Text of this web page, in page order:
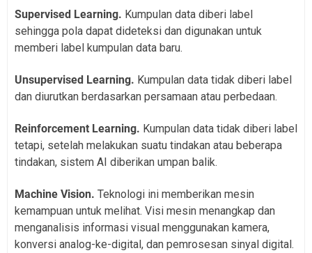
Supervised Learning. Kumpulan data diberi label
sehingga pola dapat dideteksi dan digunakan untuk
memberi label kumpulan data baru.
Unsupervised Learning. Kumpulan data tidak diberi label
dan diurutkan berdasarkan persamaan atau perbedaan.
Reinforcement Learning. Kumpulan data tidak diberi label
tetapi, setelah melakukan suatu tindakan atau beberapa
tindakan, sistem AI diberikan umpan balik.
Machine Vision. Teknologi ini memberikan mesin
kemampuan untuk melihat. Visi mesin menangkap dan
menganalisis informasi visual menggunakan kamera,
konversi analog-ke-digital, dan pemrosesan sinyal digital.